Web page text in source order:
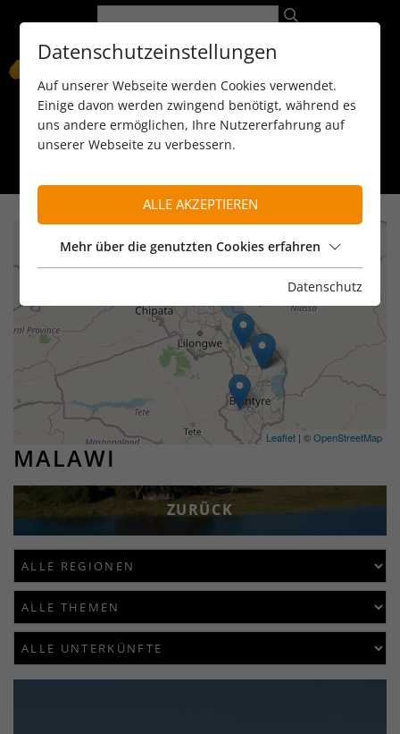
089 / 8 11 90 15
−
Leaflet | ©OpenStreetMap
MALAWI
ZURÜCK
Datenschutzeinstellungen
Auf unserer Webseite werden Cookies verwendet.
Einige davon werden zwingend benötigt, während es
uns andere ermöglichen, Ihre Nutzererfahrung auf
unserer Webseite zu verbessern.
ALLE AKZEPTIEREN
Mehr über die genutzten Cookies erfahren
Datenschutz